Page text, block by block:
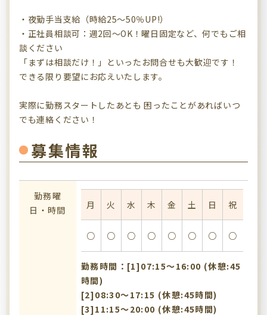
・夜勤手当支給（時給25～50％UP!）
・正社員相談可：週2回～OK！曜日固定など、何でもご相
談ください
「まずは相談だけ！」といったお問合せも大歓迎です！
できる限り要望にお応えいたします。
実際に勤務スタートしたあとも 困ったことがあればいつ
でも連絡ください！
募集情報
勤務曜
日・時間
月 火 水 木 金 土 日 祝
○ ○ ○ ○ ○ ○ ○ ○
勤務時間：[1]07:15〜16:00 (休憩:45
時間)
[2]08:30〜17:15 (休憩:45時間)
[3]11:15〜20:00 (休憩:45時間)